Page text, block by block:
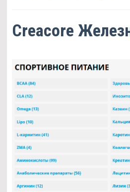
Creacore